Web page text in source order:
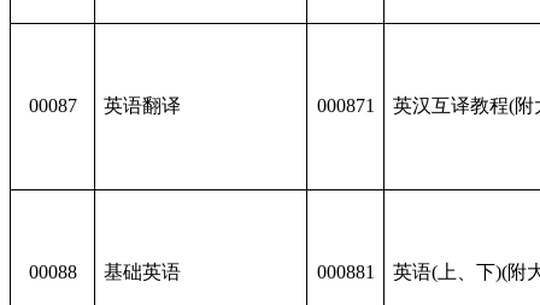
00087 英语翻译 000871 英汉互译教程(附
00088 基础英语 000881 英语(上、下)(附